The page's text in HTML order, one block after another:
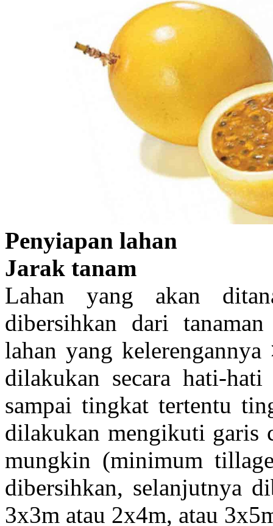
Penyiapan lahan
Jarak tanam
Lahan yang akan
dibersihkan dari
lahan yang
dilakukan secara hati-
sampai tingkat tertentu
dilakukan mengikuti garis
mungkin (minimum
dibersihkan, selanjutnya
3x3m atau 2x4m, atau